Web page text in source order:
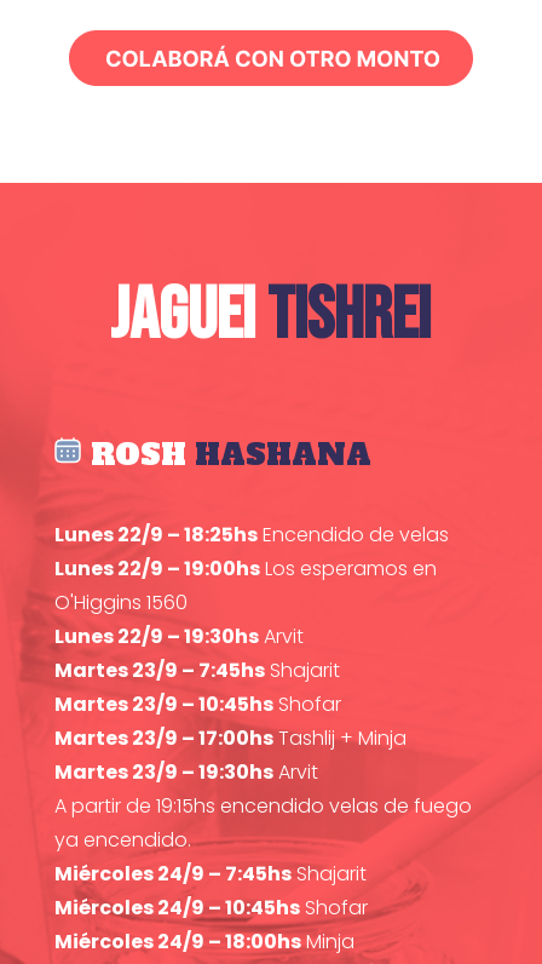
JAGUEITISHREI
ROSH HASHANA
Lunes 22/9 – 18:25hsEncendido de velas
Lunes 22/9 – 19:00hsLos esperamos en
O'Higgins 1560
Lunes 22/9 – 19:30hsArvit
Martes 23/9 – 7:45hsShajarit
Martes 23/9 – 10:45hsShofar
Martes 23/9 – 17:00hsTashlij + Minja
Martes 23/9 – 19:30hsArvit
A partir de 19:15hs encendido velas de fuego
ya encendido.
Miércoles 24/9 – 7:45hsShajarit
Miércoles 24/9 – 10:45hsShofar
Miércoles 24/9 – 18:00hsMinja